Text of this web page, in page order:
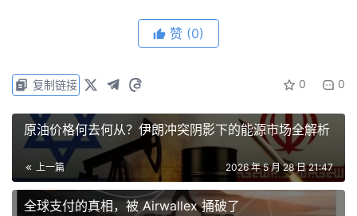
2026年Q1回顾：利润率正在修复
一、营收增长与利润率提升——自有平台占比改善盈
2026年Q1营收达6.94亿美元（同比+20%），调整后
EBITDA 为1.51亿美元（同比+24%），调整后 EBITDA 利
润率53%，盈利能力有所提升。目前，Circle 总营收的
94%依赖准备金利息收入。
赞 (0)
0 0
复制链接
原油价格何去何从？伊朗冲突阴影下的能源市场全解析
上一篇 2026 年 5 月 28 日 21:47
全球支付的真相，被 Airwallex 捅破了